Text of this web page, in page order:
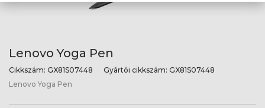
Lenovo Yoga Pen
Cikkszám: GX81S07448 Gyártói cikkszám: GX81S07448
Lenovo Yoga Pen